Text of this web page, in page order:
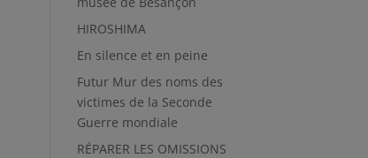
HIROSHIMA
En silence et en peine
Futur Mur des noms des
victimes de la Seconde
Guerre mondiale
RÉPARER LES OMISSIONS